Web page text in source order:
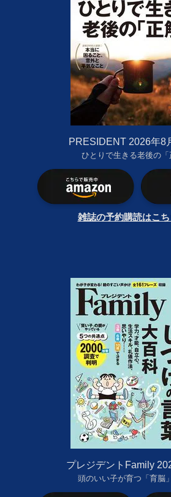
PRESIDENT 2026年8
ひとりで生きる老後の「
雑誌の予約購読はこ
プレジデントFamily
頭のいい子が育つ「育脳